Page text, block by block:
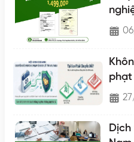
Định
phạt